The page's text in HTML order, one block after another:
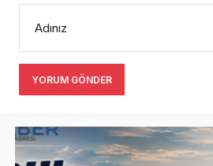
Adınız
YORUM GÖNDER